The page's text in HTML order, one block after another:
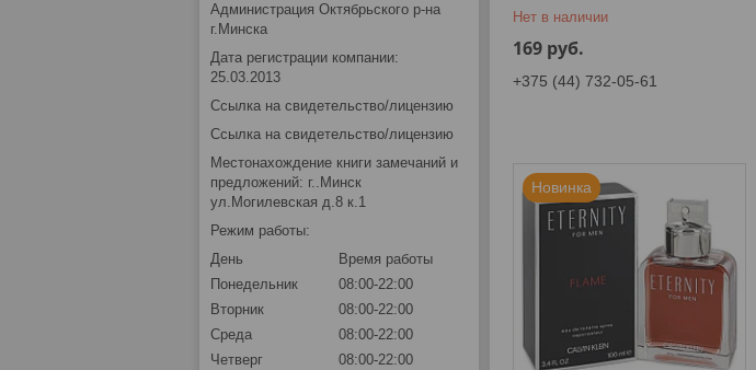
Нет в наличии
169 руб.
+375 (44) 732-05-61
Новинка
Администрация Октябрьского р-на
г.Минска
Дата регистрации компании:
25.03.2013
Ссылка на свидетельство/лицензию
Ссылка на свидетельство/лицензию
Местонахождение книги замечаний и
предложений: г..Минск
ул.Могилевская д.8 к.1
Режим работы:
День
Время работы
Понедельник
08:00-22:00
Вторник
08:00-22:00
Среда
08:00-22:00
Четверг
08:00-22:00